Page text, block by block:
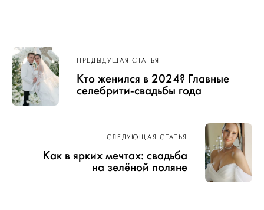
Навигация
по записям
ПРЕДЫДУЩАЯ СТАТЬЯ
Кто женился в 2024? Главные
селебрити-свадьбы года
СЛЕДУЮЩАЯ СТАТЬЯ
Как в ярких мечтах: свадьба
на зелёной поляне